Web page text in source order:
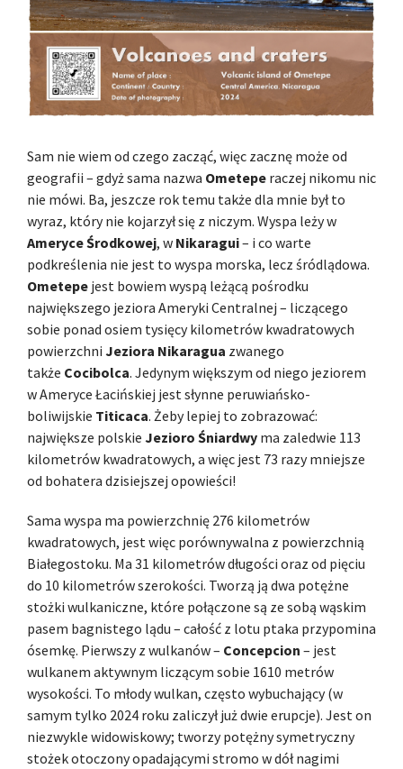
Sam nie wiem od czego zacząć, więc zacznę może od
geografii – gdyż sama nazwa Ometepe raczej nikomu nic
nie mówi. Ba, jeszcze rok temu także dla mnie był to
wyraz, który nie kojarzył się z niczym. Wyspa leży w
Ameryce Środkowej, w Nikaragui– i co warte
podkreślenia nie jest to wyspa morska, lecz śródlądowa.
Ometepe jest bowiem wyspą leżącą pośrodku
największego jeziora Ameryki Centralnej – liczącego
sobie ponad osiem tysięcy kilometrów kwadratowych
powierzchni Jeziora Nikaragua zwanego
także Cocibolca. Jedynym większym od niego jeziorem
w Ameryce Łacińskiej jest słynne peruwiańsko-
boliwijskie Titicaca. Żeby lepiej to zobrazować:
największe polskie Jezioro Śniardwy ma zaledwie 113
kilometrów kwadratowych, a więc jest 73 razy mniejsze
od bohatera dzisiejszej opowieści!
Sama wyspa ma powierzchnię 276 kilometrów
kwadratowych, jest więc porównywalna z powierzchnią
Białegostoku. Ma 31 kilometrów długości oraz od pięciu
do 10 kilometrów szerokości. Tworzą ją dwa potężne
stożki wulkaniczne, które połączone są ze sobą wąskim
pasem bagnistego lądu – całość z lotu ptaka przypomina
ósemkę. Pierwszy z wulkanów – Concepcion – jest
wulkanem aktywnym liczącym sobie 1610 metrów
wysokości. To młody wulkan, często wybuchający (w
samym tylko 2024 roku zaliczył już dwie erupcje). Jest on
niezwykle widowiskowy; tworzy potężny symetryczny
stożek otoczony opadającymi stromo w dół nagimi